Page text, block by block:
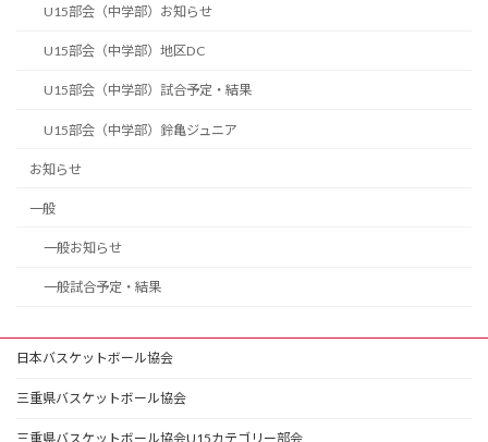
U15部会（中学部）お知らせ
U15部会（中学部）地区DC
U15部会（中学部）試合予定・結果
U15部会（中学部）鈴亀ジュニア
お知らせ
一般
一般お知らせ
一般試合予定・結果
日本バスケットボール協会
三重県バスケットボール協会
三重県バスケットボール協会U15カテゴリー部会